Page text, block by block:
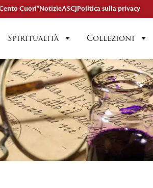
Cuori"NotizieASCJPolitica sulla privacy
Spiritualità Collezioni